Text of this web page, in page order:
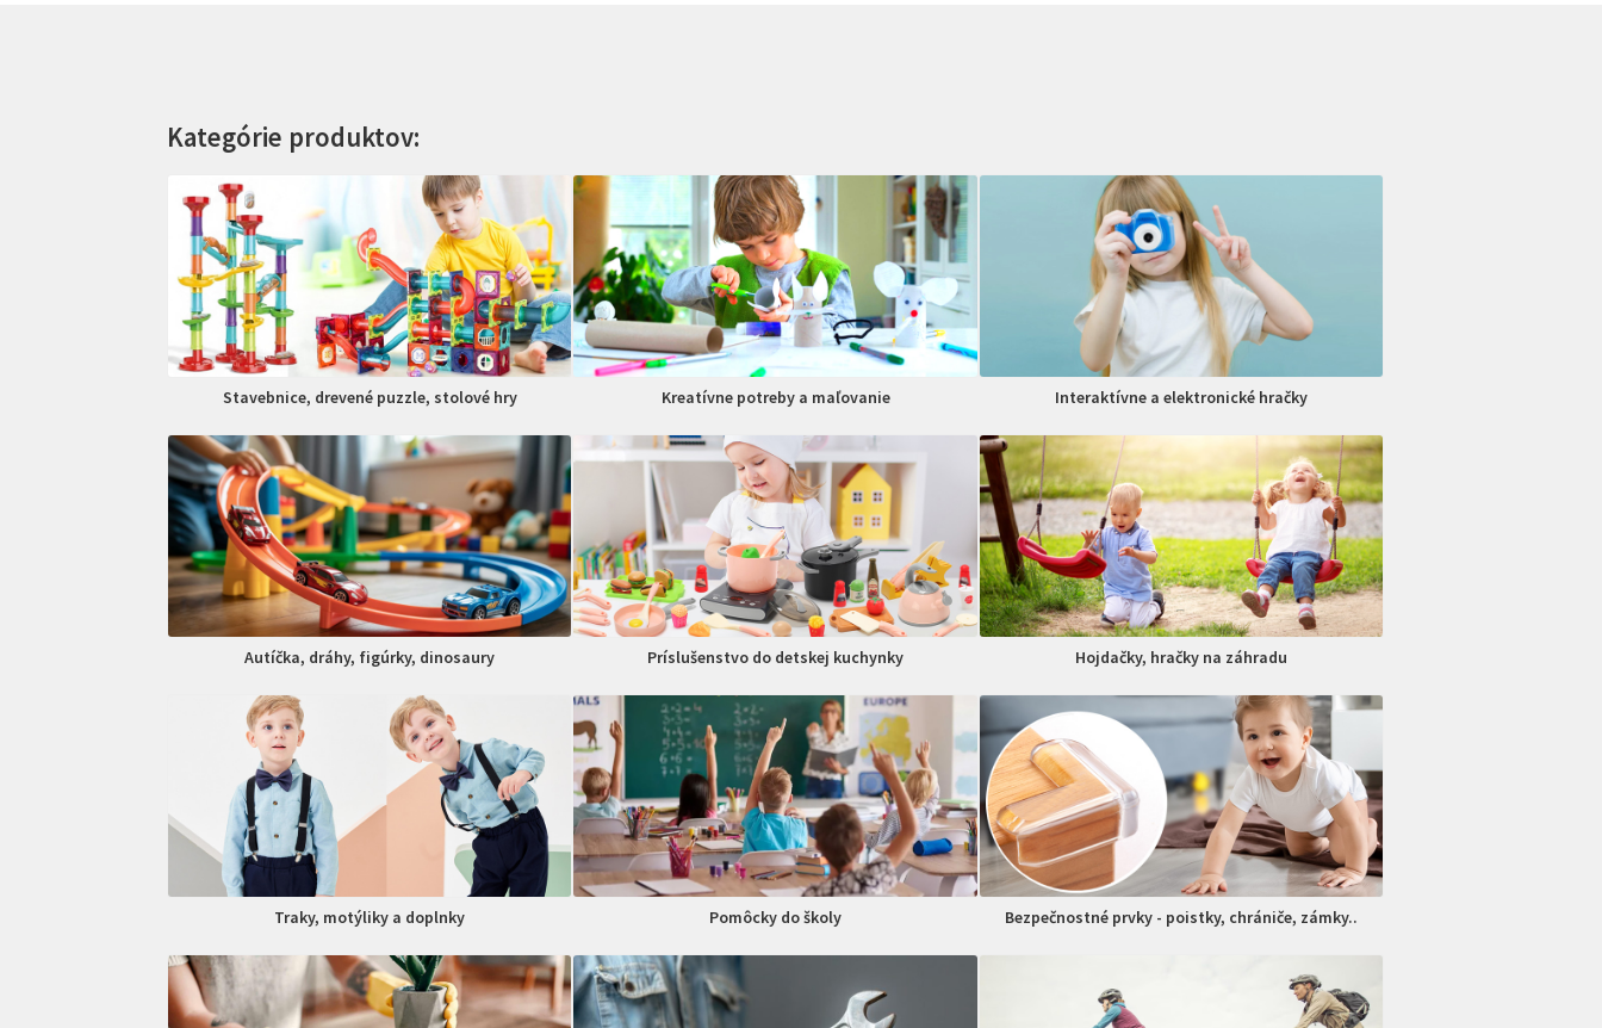
Kategórie produktov:
Stavebnice, drevené puzzle, stolové hry Kreatívne potreby a maľovanie Interaktívne a elektronické hračky
Autíčka, dráhy, figúrky, dinosaury Príslušenstvo do detskej kuchynky Hojdačky, hračky na záhradu
Traky, motýliky a doplnky Pomôcky do školy Bezpečnostné prvky - poistky, chrániče, zámky..